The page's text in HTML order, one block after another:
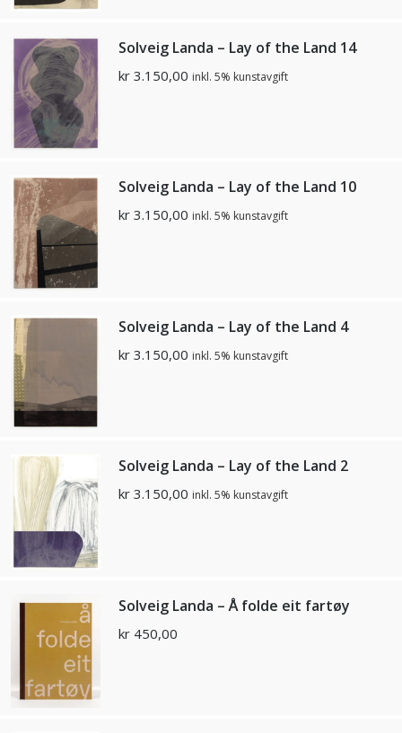
Solveig Landa – Lay of the Land 14
kr 3.150,00 inkl. 5% kunstavgift
Solveig Landa – Lay of the Land 10
kr 3.150,00 inkl. 5% kunstavgift
Solveig Landa – Lay of the Land 4
kr 3.150,00 inkl. 5% kunstavgift
Solveig Landa – Lay of the Land 2
kr 3.150,00 inkl. 5% kunstavgift
Solveig Landa – Å folde eit fartøy
kr 450,00